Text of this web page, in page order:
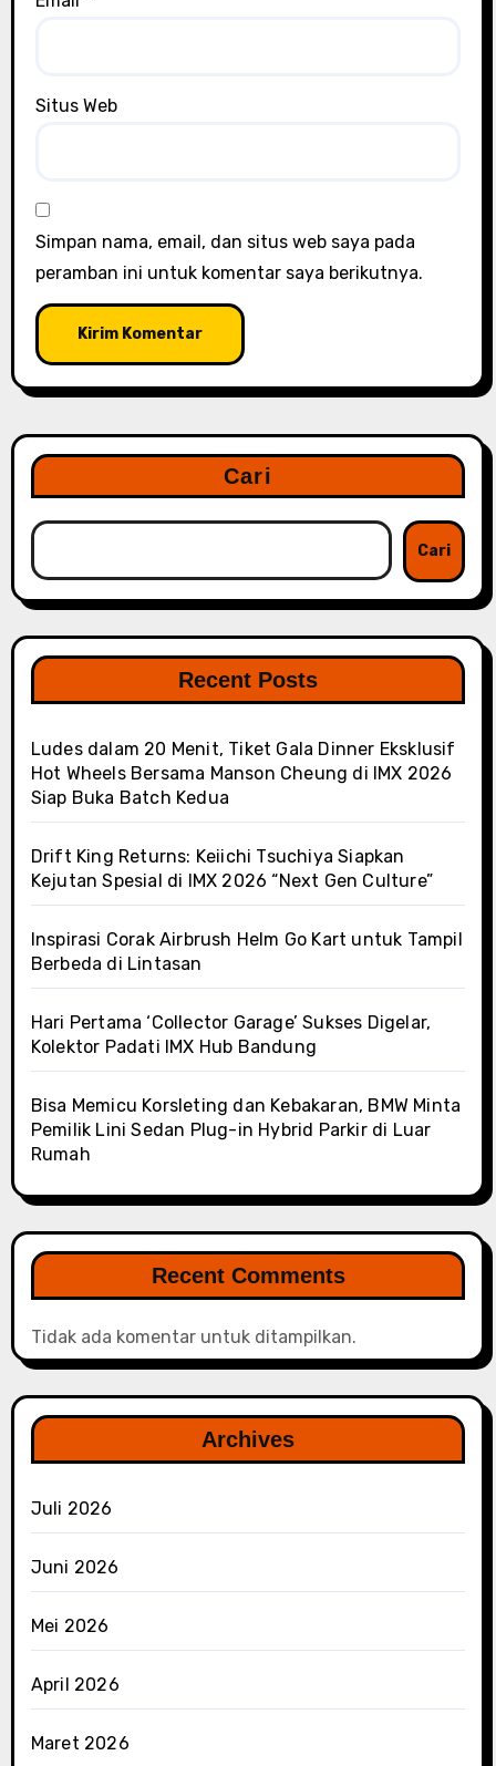
Situs Web
Simpan nama, email, dan situs web saya pada
peramban ini untuk komentar saya berikutnya.
Cari
Cari
Recent Posts
Ludes dalam 20 Menit, Tiket Gala Dinner Eksklusif
Hot Wheels Bersama Manson Cheung di IMX 2026
Siap Buka Batch Kedua
Drift King Returns: Keiichi Tsuchiya Siapkan
Kejutan Spesial di IMX 2026 “Next Gen Culture”
Inspirasi Corak Airbrush Helm Go Kart untuk Tampil
Berbeda di Lintasan
Hari Pertama ‘Collector Garage’ Sukses Digelar,
Kolektor Padati IMX Hub Bandung
Bisa Memicu Korsleting dan Kebakaran, BMW Minta
Pemilik Lini Sedan Plug-in Hybrid Parkir di Luar
Rumah
Recent Comments
Tidak ada komentar untuk ditampilkan.
Archives
Juli 2026
Juni 2026
Mei 2026
April 2026
Maret 2026